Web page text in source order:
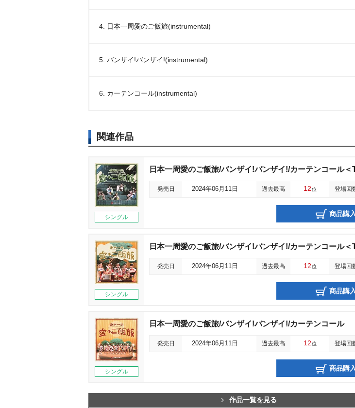
4. 日本一周愛のご飯旅(instrumental)
5. バンザイ!バンザイ!(instrumental)
6. カーテンコール(instrumental)
関連作品
シングル
日本一周愛のご飯旅/バンザイ!バンザイ!/カーテンコール＜
発売日 2024年06月11日 過去最高 12位 登場回
商品購入
シングル
日本一周愛のご飯旅/バンザイ!バンザイ!/カーテンコール＜
発売日 2024年06月11日 過去最高 12位 登場回
商品購入
シングル
日本一周愛のご飯旅/バンザイ!バンザイ!/カーテンコール
発売日 2024年06月11日 過去最高 12位 登場回
商品購入
作品一覧を見る